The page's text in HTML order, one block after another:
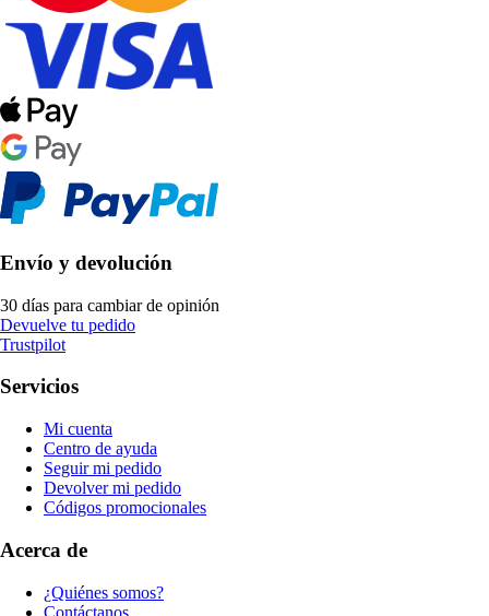
Envío y devolución
30 días para cambiar de opinión
Devuelve tu pedido
Trustpilot
Servicios
Mi cuenta
Centro de ayuda
Seguir mi pedido
Devolver mi pedido
Códigos promocionales
Acerca de
¿Quiénes somos?
Contáctanos